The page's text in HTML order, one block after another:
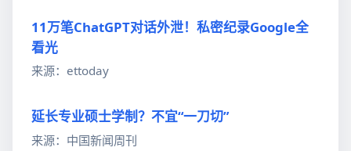
11万笔ChatGPT对话外泄！私密纪录Google全
看光
来源：ettoday
延长专业硕士学制？不宜“一刀切”
来源：中国新闻周刊